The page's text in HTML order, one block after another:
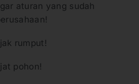
aturan yang sudah
rumput!
pohon!